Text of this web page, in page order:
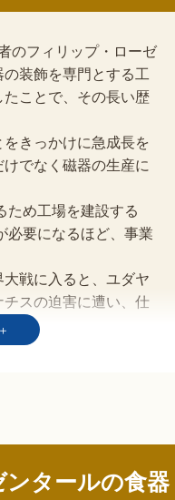
のフィリップ・ローゼ
装飾を専門とする工
ことで、その長い歴
きっかけに急成長を
でなく磁器の生産に
ため工場を建設する
必要になるほど、事業
戦に入ると、ユダヤ
スの迫害に遭い、仕
二次世界大戦の終結
に世界的ブラン
タールの食器